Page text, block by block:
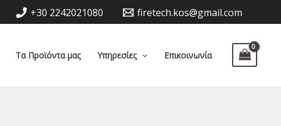
+30 2242021080 firetech.kos@gmail.com
Τα Προϊόντα μας Υπηρεσίες Επικοινωνία